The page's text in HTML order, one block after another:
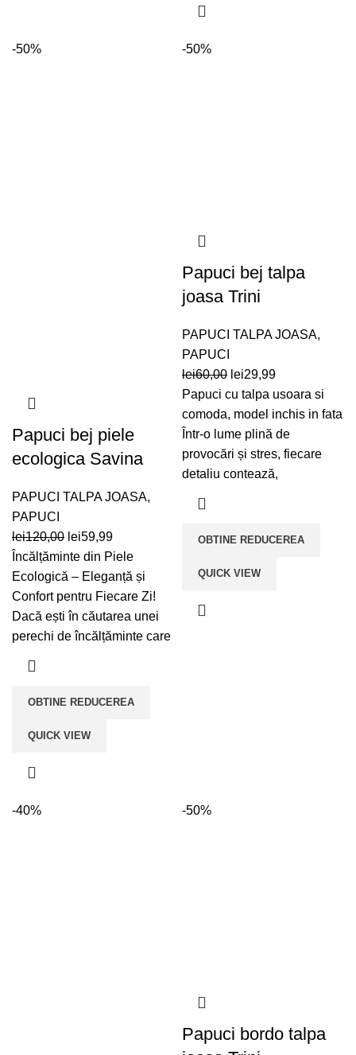
-50%
Papuci bej piele
ecologica Savina
PAPUCI TALPA JOASA,
PAPUCI
lei120,00 Prețul
inițial
a
fost:
lei120,00.
lei59,99Prețul
curent
este:
lei59,99.
Încălțăminte din Piele
Ecologică – Eleganță și
Confort pentru Fiecare Zi!
Dacă ești în căutarea unei
perechi de încălțăminte care
OBTINE REDUCEREA
QUICK VIEW
-50%
Papuci bej talpa
joasa Trini
PAPUCI TALPA JOASA,
PAPUCI
lei60,00 Prețul
inițial
a
fost:
lei60,00.
lei29,99Prețul
curent
este:
lei29,99.
Papuci cu talpa usoara si
comoda, model inchis in fata
Într-o lume plină de
provocări și stres, fiecare
detaliu contează,
OBTINE REDUCEREA
QUICK VIEW
-40% -50%
Papuci bordo talpa